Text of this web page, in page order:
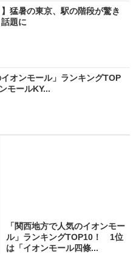
】猛暑の東京、駅の階段が驚き
題に
イオンモール」ランキングTOP
モールKY...
「関西地方で人気のイオンモー
ル」ランキングTOP10！ 1位
は「イオンモール四條...